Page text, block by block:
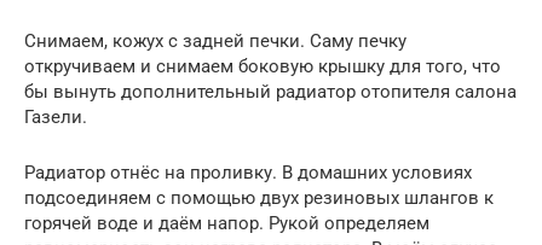
Снимаем, кожух с задней печки. Саму печку
откручиваем и снимаем боковую крышку для того, что
бы вынуть дополнительный радиатор отопителя салона
Газели.
Радиатор отнёс на проливку. В домашних условиях
подсоединяем с помощью двух резиновых шлангов к
горячей воде и даём напор. Рукой определяем